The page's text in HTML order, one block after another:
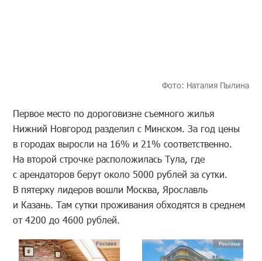
Фото: Наталия Пылина
Первое место по дороговизне съемного жилья
Нижний Новгород разделил с Минском. За год цены
в городах выросли на 16% и 21% соответственно.
На второй строчке расположилась Тула, где
с арендаторов берут около 5000 рублей за сутки.
В пятерку лидеров вошли Москва, Ярославль
и Казань. Там сутки проживания обходятся в среднем
от 4200 до 4600 рублей.